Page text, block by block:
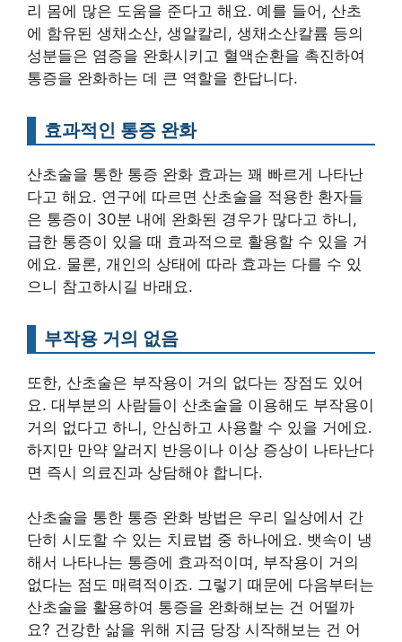
리 몸에 많은 도움을 준다고 해요. 예를 들어, 산초
에 함유된 생채소산, 생알칼리, 생채소산칼륨 등의
성분들은 염증을 완화시키고 혈액순환을 촉진하여
통증을 완화하는 데 큰 역할을 한답니다.
효과적인 통증 완화
산초술을 통한 통증 완화 효과는 꽤 빠르게 나타난
다고 해요. 연구에 따르면 산초술을 적용한 환자들
은 통증이 30분 내에 완화된 경우가 많다고 하니,
급한 통증이 있을 때 효과적으로 활용할 수 있을 거
에요. 물론, 개인의 상태에 따라 효과는 다를 수 있
으니 참고하시길 바래요.
부작용 거의 없음
또한, 산초술은 부작용이 거의 없다는 장점도 있어
요. 대부분의 사람들이 산초술을 이용해도 부작용이
거의 없다고 하니, 안심하고 사용할 수 있을 거에요.
하지만 만약 알러지 반응이나 이상 증상이 나타난다
면 즉시 의료진과 상담해야 합니다.
산초술을 통한 통증 완화 방법은 우리 일상에서 간
단히 시도할 수 있는 치료법 중 하나에요. 뱃속이 냉
해서 나타나는 통증에 효과적이며, 부작용이 거의
없다는 점도 매력적이죠. 그렇기 때문에 다음부터는
산초술을 활용하여 통증을 완화해보는 건 어떨까
요? 건강한 삶을 위해 지금 당장 시작해보는 건 어